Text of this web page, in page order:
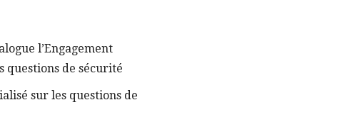
l’Engagement
questions de sécurité
sur les questions de